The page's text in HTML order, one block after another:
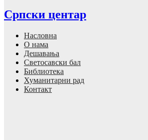
Српски центар
Насловна
О нама
Дешавања
Светосавски бал
Библиотека
Хуманитарни рад
Контакт